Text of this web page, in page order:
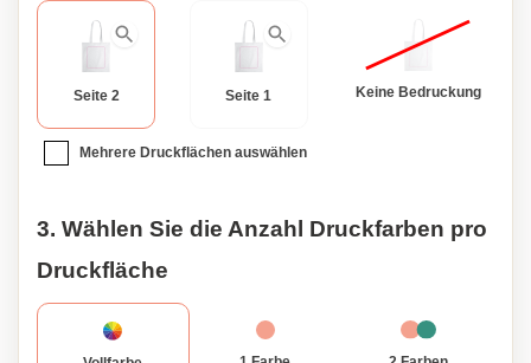
Seite 2 Seite 1 Keine Bedruckung
Mehrere Druckflächen auswählen
3. Wählen Sie die Anzahl Druckfarben pro
Druckfläche